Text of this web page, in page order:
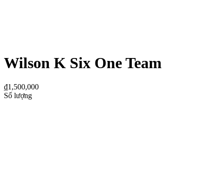
Wilson K Six One Team
₫1,500,000
Số lượng